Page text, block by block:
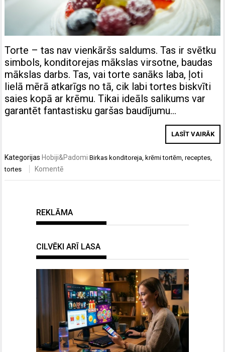
Torte – tas nav vienkāršs saldums. Tas ir svētku
simbols, konditorejas mākslas virsotne, baudas
mākslas darbs. Tas, vai torte sanāks laba, ļoti
lielā mērā atkarīgs no tā, cik labi tortes biskvīti
saies kopā ar krēmu. Tikai ideāls salikums var
garantēt fantastisku garšas baudījumu…
LASĪT VAIRĀK
Kategorijas Hobiji&Padomi Birkas konditoreja, krēmi tortēm,receptes,
tortes
Komentē
REKLĀMA
CILVĒKI ARĪ LASA